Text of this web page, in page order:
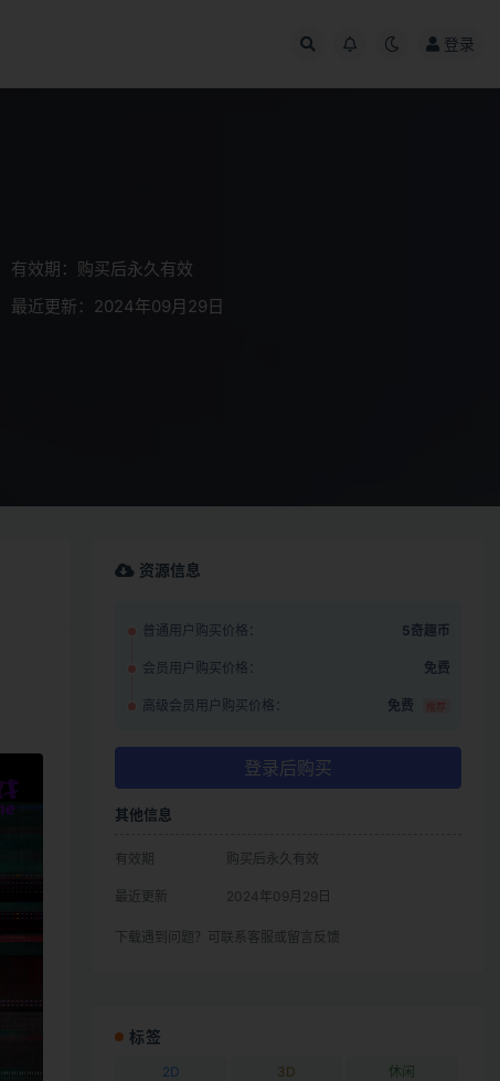
登录
有效期：购买后永久有效
最近更新：2024年09月29日
资源信息
普通用户购买价格： 5奇趣币
会员用户购买价格： 免费
高级会员用户购买价格： 免费 推荐
登录后购买
其他信息
有效期 购买后永久有效
最近更新 2024年09月29日
下载遇到问题？可联系客服或留言反馈
标签
2D 3D 休闲